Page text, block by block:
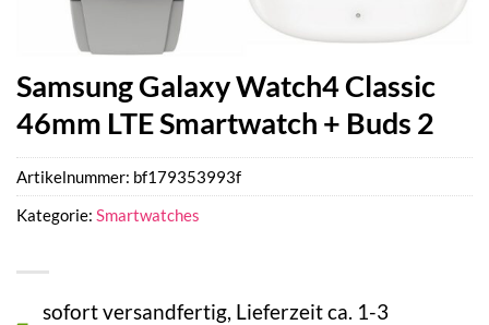
Samsung Galaxy Watch4 Classic
46mm LTE Smartwatch + Buds 2
sofort versandfertig, Lieferzeit ca. 1-3
Artikelnummer: bf179353993f
Kategorie: Smartwatches